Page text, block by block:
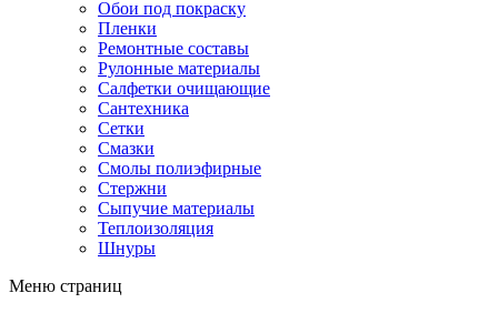
Обои под покраску
Пленки
Ремонтные составы
Рулонные материалы
Салфетки очищающие
Сантехника
Сетки
Смазки
Смолы полиэфирные
Стержни
Сыпучие материалы
Теплоизоляция
Шнуры
Меню страниц